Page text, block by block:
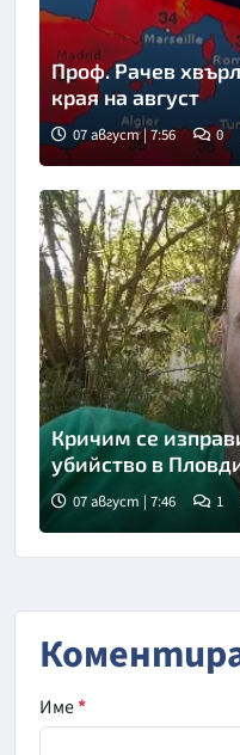
Снимка: бТВ
Проф. Рачев
края на август
07 август | 7:56 0
Кричим се
убийство в
07 август | 7:46 1
Име*